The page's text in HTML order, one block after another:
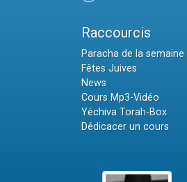
Raccourcis
Paracha de la semaine
Fêtes Juives
News
Cours Mp3-Vidéo
Yéchiva Torah-Box
Dédicacer un cours